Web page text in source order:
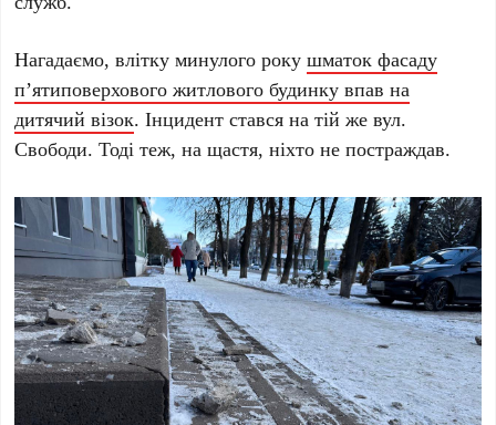
Нагадаємо, влітку минулого рокушматок фасаду
п’ятиповерхового житлового будинку впав на
дитячий візок. Інцидент стався на тій же вул.
Свободи. Тоді теж, на щастя, ніхто не постраждав.